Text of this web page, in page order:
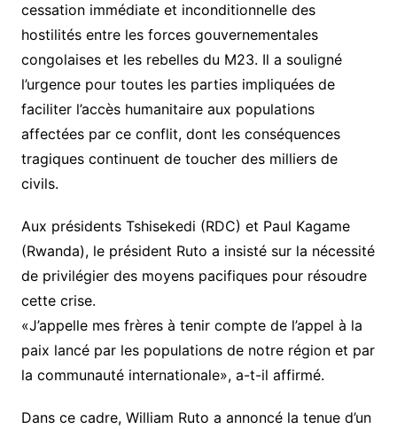
cessation immédiate et inconditionnelle des
hostilités entre les forces gouvernementales
congolaises et les rebelles du M23. Il a souligné
l’urgence pour toutes les parties impliquées de
faciliter l’accès humanitaire aux populations
affectées par ce conflit, dont les conséquences
tragiques continuent de toucher des milliers de
civils.
Aux présidents Tshisekedi (RDC) et Paul Kagame
(Rwanda), le président Ruto a insisté sur la nécessité
de privilégier des moyens pacifiques pour résoudre
cette crise.
«J’appelle mes frères à tenir compte de l’appel à la
paix lancé par les populations de notre région et par
la communauté internationale», a-t-il affirmé.
Dans ce cadre, William Ruto a annoncé la tenue d’un